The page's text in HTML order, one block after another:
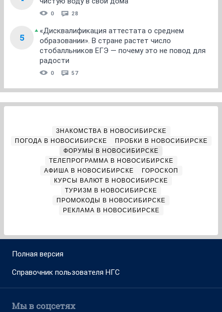
0 28
5
«Дисквалификация аттестата о среднем
образовании». В стране растет число
стобалльников ЕГЭ — почему это не повод для
радости
0 57
ЗНАКОМСТВА В НОВОСИБИРСКЕ
ПОГОДА В НОВОСИБИРСКЕ
ПРОБКИ В НОВОСИБИРСКЕ
ФОРУМЫ В НОВОСИБИРСКЕ
ТЕЛЕПРОГРАММА В НОВОСИБИРСКЕ
АФИША В НОВОСИБИРСКЕ
ГОРОСКОП
КУРСЫ ВАЛЮТ В НОВОСИБИРСКЕ
ТУРИЗМ В НОВОСИБИРСКЕ
ПРОМОКОДЫ В НОВОСИБИРСКЕ
РЕКЛАМА В НОВОСИБИРСКЕ
Полная версия
Справочник пользователя НГС
Мы в соцсетях